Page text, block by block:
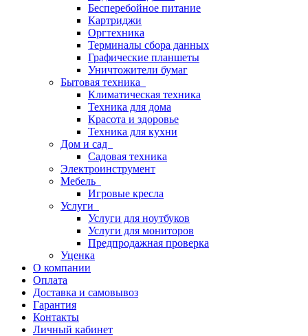
Бесперебойное питание
Картриджи
Оргтехника
Терминалы сбора данных
Графические планшеты
Уничтожители бумаг
Бытовая техника
Климатическая техника
Техника для дома
Красота и здоровье
Техника для кухни
Дом и сад
Садовая техника
Электроинструмент
Мебель
Игровые кресла
Услуги
Услуги для ноутбуков
Услуги для мониторов
Предпродажная проверка
Уценка
О компании
Оплата
Доставка и самовывоз
Гарантия
Контакты
Личный кабинет